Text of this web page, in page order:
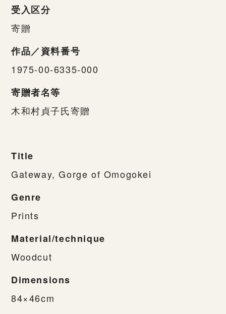
受入区分
寄贈
作品／資料番号
1975-00-6335-000
寄贈者名等
木和村貞子氏寄贈
Title
Gateway, Gorge of Omogokei
Genre
Prints
Material/technique
Woodcut
Dimensions
84×46cm